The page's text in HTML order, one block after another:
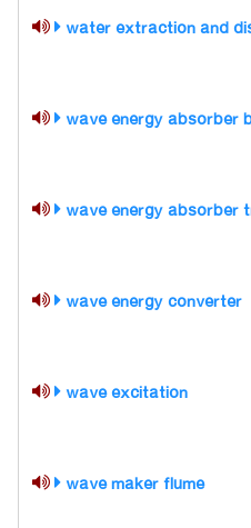
water extraction and
wave energy absorber
wave energy absorber
wave energy converter
wave excitation
wave maker flume